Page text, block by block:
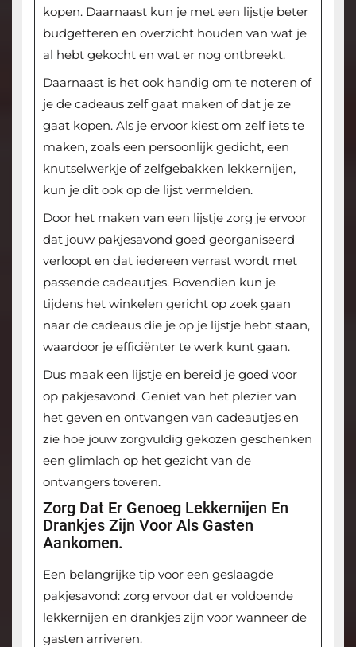
kopen. Daarnaast kun je met een lijstje beter
budgetteren en overzicht houden van wat je
al hebt gekocht en wat er nog ontbreekt.
Daarnaast is het ook handig om te noteren of
je de cadeaus zelf gaat maken of dat je ze
gaat kopen. Als je ervoor kiest om zelf iets te
maken, zoals een persoonlijk gedicht, een
knutselwerkje of zelfgebakken lekkernijen,
kun je dit ook op de lijst vermelden.
Door het maken van een lijstje zorg je ervoor
dat jouw pakjesavond goed georganiseerd
verloopt en dat iedereen verrast wordt met
passende cadeautjes. Bovendien kun je
tijdens het winkelen gericht op zoek gaan
naar de cadeaus die je op je lijstje hebt staan,
waardoor je efficiënter te werk kunt gaan.
Dus maak een lijstje en bereid je goed voor
op pakjesavond. Geniet van het plezier van
het geven en ontvangen van cadeautjes en
zie hoe jouw zorgvuldig gekozen geschenken
een glimlach op het gezicht van de
ontvangers toveren.
Zorg Dat Er Genoeg Lekkernijen En
Drankjes Zijn Voor Als Gasten
Aankomen.
Een belangrijke tip voor een geslaagde
pakjesavond: zorg ervoor dat er voldoende
lekkernijen en drankjes zijn voor wanneer de
gasten arriveren.